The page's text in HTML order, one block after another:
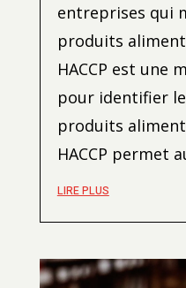
entreprises qui
produits
HACCP est une
pour identifier
produits
HACCP permet
LIRE PLUS